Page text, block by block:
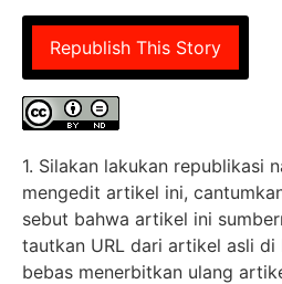
Republish This Story
1. Silakan lakukan republikasi
mengedit artikel ini,
sebut bahwa artikel ini
tautkan URL dari artikel asli di
bebas menerbitkan ulang